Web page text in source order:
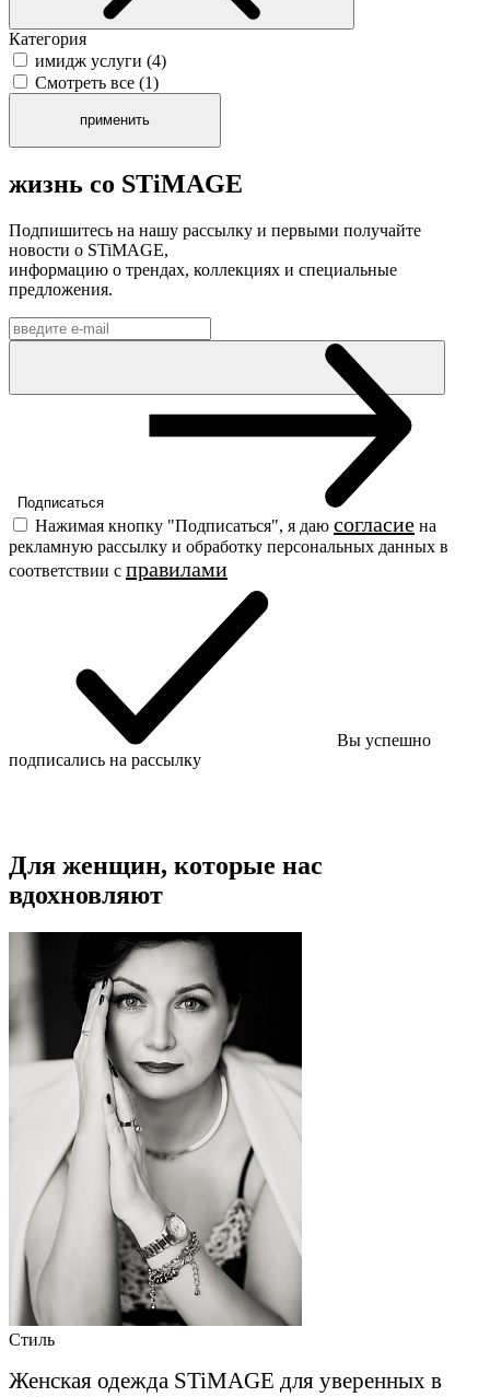
Категория
имидж услуги (4)
Смотреть все (1)
применить
жизнь со STiMAGE
Подпишитесь на нашу рассылку и первыми получайте
новости о STiMAGE,
информацию о трендах, коллекциях и специальные
предложения.
Подписаться
Нажимая кнопку "Подписаться", я даю согласие на
рекламную рассылку и обработку персональных данных в
соответствии c правилами
Вы успешно
подписались на рассылку
Для женщин, которые нас
вдохновляют
Стиль
Женская одежда STiMAGE для уверенных в